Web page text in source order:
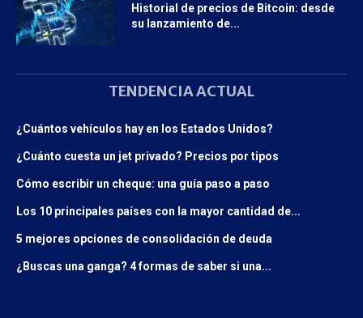
Historial de precios de Bitcoin: desde
su lanzamiento de...
TENDENCIA ACTUAL
¿Cuántos vehículos hay en los Estados Unidos?
¿Cuánto cuesta un jet privado? Precios por tipos
Cómo escribir un cheque: una guía paso a paso
Los 10 principales países con la mayor cantidad de...
5 mejores opciones de consolidación de deuda
¿Buscas una ganga? 4 formas de saber si una...